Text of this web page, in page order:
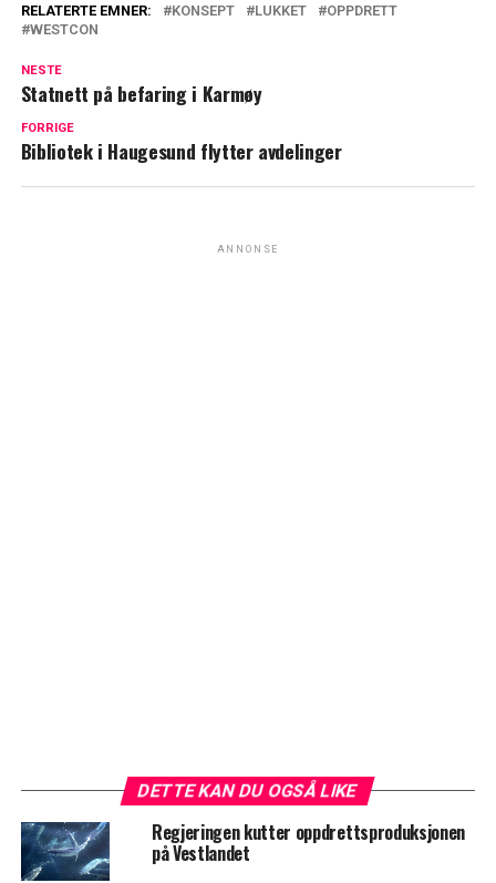
RELATERTE EMNER: KONSEPT LUKKET
OPPDRETT
WESTCON
NESTE
Statnett på befaring i Karmøy
FORRIGE
Bibliotek i Haugesund flytter avdelinger
ANNONSE
DETTE KAN DU OGSÅ LIKE
Regjeringen kutter oppdrettsproduksjonen
på Vestlandet